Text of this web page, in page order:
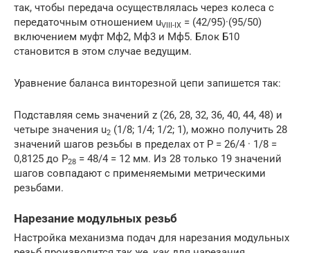
так, чтобы передача осуществлялась через колеса с
передаточным отношением uVIII-IX = (42/95)·(95/50)
включением муфт Мф2, Мф3 и Мф5. Блок Б10
становится в этом случае ведущим.
Уравнение баланса винторезной цепи запишется так:
Подставляя семь значений z (26, 28, 32, 36, 40, 44, 48) и
четыре значения u2 (1/8; 1/4; 1/2; 1), можно получить 28
значений шагов резьбы в пределах от Р = 26/4 · 1/8 =
0,8125 до P28 = 48/4 = 12 мм. Из 28 только 19 значений
шагов совпадают с применяемыми метрическими
резьбами.
Нарезание модульных резьб
Настройка механизма подач для нарезания модульных